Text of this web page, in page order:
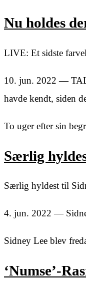
Nu holdes
LIVE: Et sidste
10. jun. 2022 —
havde kendt, siden
To uger efter sin
Særlig
Særlig hyldest til
4. jun. 2022 —
Sidney Lee blev
‘Numse’-